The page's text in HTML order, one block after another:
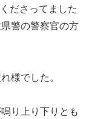
ださってました
警の警察官の方
様でした。
り上り下りとも